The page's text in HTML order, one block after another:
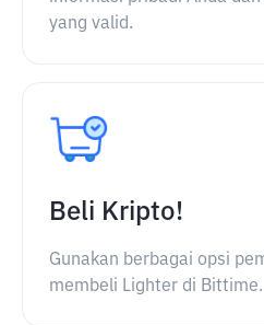
yang valid.
Beli Kripto!
Gunakan berbagai opsi
membeli Lighter di Bittime.